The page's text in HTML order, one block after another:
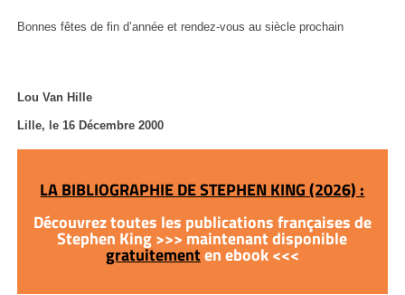
Bonnes fêtes de fin d’année et rendez-vous au siècle prochain
Lou Van Hille
Lille, le 16 Décembre 2000
LA BIBLIOGRAPHIE DE STEPHEN KING (2026) :
Découvrez toutes les publications françaises de
Stephen King >>> maintenant disponible
gratuitementen ebook <<<